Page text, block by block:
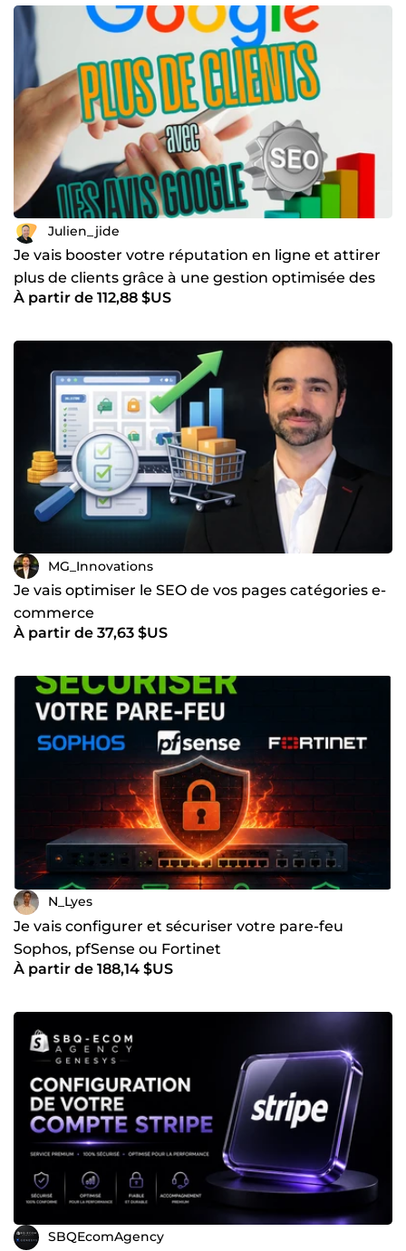
Julien_jide
Je vais booster votre réputation en ligne et attirer
plus de clients grâce à une gestion optimisée des
avis
À partir de 112,88 $US
MG_Innovations
Je vais optimiser le SEO de vos pages catégories e-
commerce
À partir de 37,63 $US
N_Lyes
Je vais configurer et sécuriser votre pare-feu
Sophos, pfSense ou Fortinet
À partir de 188,14 $US
SBQEcomAgency